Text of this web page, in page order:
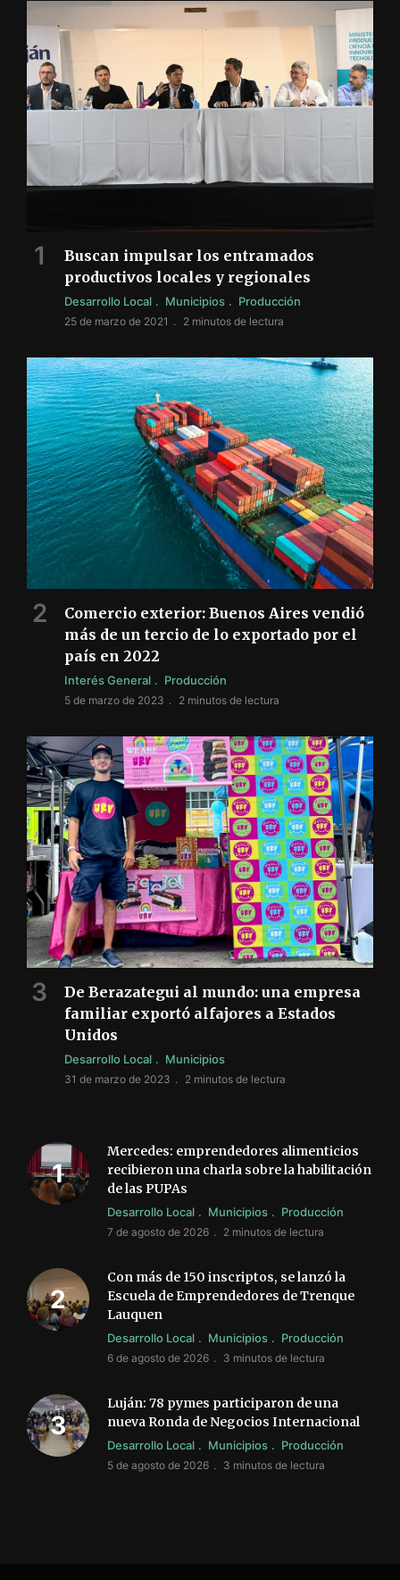
Buscan impulsar los entramados
productivos locales y regionales
Desarrollo Local Municipios Producción
25 de marzo de 2021 2 minutos de lectura
Comercio exterior: Buenos Aires vendió
más de un tercio de lo exportado por el
país en 2022
Interés General Producción
5 de marzo de 2023 2 minutos de lectura
De Berazategui al mundo: una empresa
familiar exportó alfajores a Estados
Unidos
Desarrollo Local Municipios
31 de marzo de 2023 2 minutos de lectura
Mercedes: emprendedores alimenticios
recibieron una charla sobre la habilitación
de las PUPAs
Desarrollo Local Municipios Producción
7 de agosto de 2026 2 minutos de lectura
Con más de 150 inscriptos, se lanzó la
Escuela de Emprendedores de Trenque
Lauquen
Desarrollo Local Municipios Producción
6 de agosto de 2026 3 minutos de lectura
Luján: 78 pymes participaron de una
nueva Ronda de Negocios Internacional
Desarrollo Local Municipios Producción
5 de agosto de 2026 3 minutos de lectura